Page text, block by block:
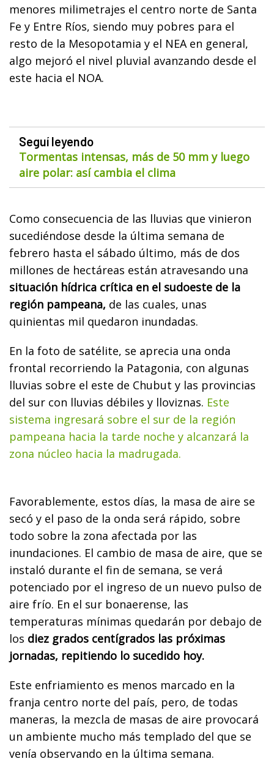
menores milimetrajes el centro norte de Santa
Fe y Entre Ríos, siendo muy pobres para el
resto de la Mesopotamia y el NEA en general,
algo mejoró el nivel pluvial avanzando desde el
este hacia el NOA.
Seguí leyendo
Tormentas intensas, más de 50 mm y luego
aire polar: así cambia el clima
Como consecuencia de las lluvias que vinieron
sucediéndose desde la última semana de
febrero hasta el sábado último, más de dos
millones de hectáreas están atravesando una
situación hídrica crítica en el sudoeste de la
región pampeana, de las cuales, unas
quinientas mil quedaron inundadas.
En la foto de satélite, se aprecia una onda
frontal recorriendo la Patagonia, con algunas
lluvias sobre el este de Chubut y las provincias
del sur con lluvias débiles y lloviznas. Este
sistema ingresará sobre el sur de la región
pampeana hacia la tarde noche y alcanzará la
zona núcleo hacia la madrugada.
Favorablemente, estos días, la masa de aire se
secó y el paso de la onda será rápido, sobre
todo sobre la zona afectada por las
inundaciones. El cambio de masa de aire, que se
instaló durante el fin de semana, se verá
potenciado por el ingreso de un nuevo pulso de
aire frío. En el sur bonaerense, las
temperaturas mínimas quedarán por debajo de
los diez grados centígrados las próximas
jornadas, repitiendo lo sucedido hoy.
Este enfriamiento es menos marcado en la
franja centro norte del país, pero, de todas
maneras, la mezcla de masas de aire provocará
un ambiente mucho más templado del que se
venía observando en la última semana.